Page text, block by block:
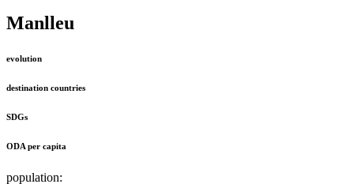
Manlleu
evolution
destination countries
SDGs
ODA per capita
population: